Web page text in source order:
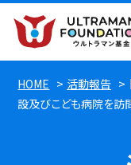
HOME 活動報告
設及びこども病院を